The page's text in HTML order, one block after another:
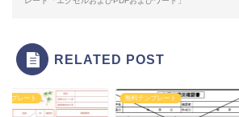
RELATED POST
ンプレート 無料テンプレート